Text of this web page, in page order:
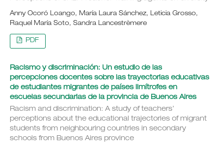
Anny Ocoró Loango, María Laura Sánchez, Leticia Grosso,
Raquel María Soto, Sandra Lancestrèmere
PDF
Racismo y discriminación: Un estudio de las
percepciones docentes sobre las trayectorias educativas
de estudiantes migrantes de países limítrofes en
escuelas secundarias de la provincia de Buenos Aires
Racism and discrimination: A study of teachers’
perceptions about the educational trajectories of migrant
students from neighbouring countries in secondary
schools from Buenos Aires province